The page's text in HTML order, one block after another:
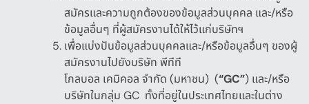
สมัครและความถูกต้องของข้อมูลส่วนบุคคล และ/หรือ
ข้อมูลอื่นๆ ที่ผู้สมัครงานได้ให้ไว้แก่บริษัทฯ
เพื่อแบ่งปันข้อมูลส่วนบุคคลและ/หรือข้อมูลอื่นๆ ของผู้
สมัครงานไปยังบริษัท พีทีที
โกลบอล เคมิคอล จำกัด (มหาชน) (“GC”) และ/หรือ
บริษัทในกลุ่ม GC ทั้งที่อยู่ในประเทศไทยและในต่าง